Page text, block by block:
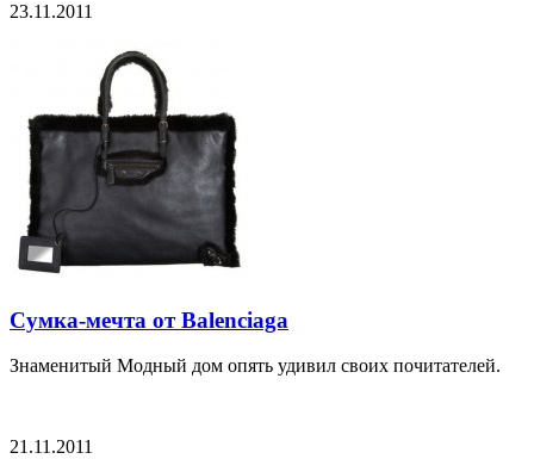
23.11.2011
Сумка-мечта от Balenciaga
Знаменитый Модный дом опять удивил своих почитателей.
21.11.2011